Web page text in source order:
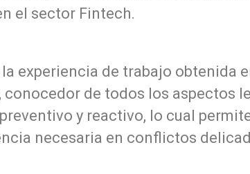
el sector Fintech.
experiencia de trabajo obtenida
de todos los aspectos
y reactivo, lo cual
necesaria en conflictos